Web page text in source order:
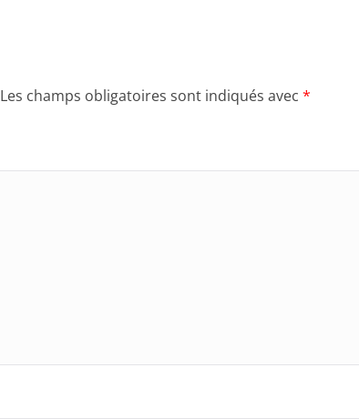
Les champs obligatoires sont indiqués avec *